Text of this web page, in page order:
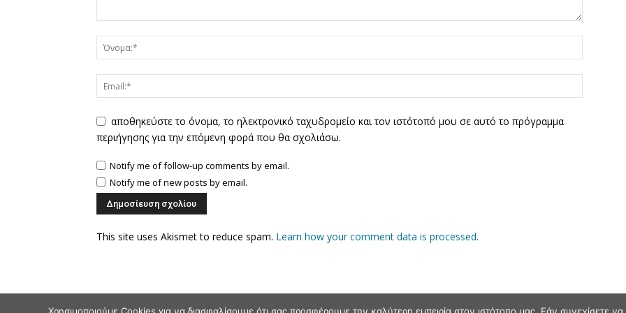
αποθηκεύστε το όνομα, το ηλεκτρονικό ταχυδρομείο και τον ιστότοπό μου σε αυτό το πρόγραμμα
περιήγησης για την επόμενη φορά που θα σχολιάσω.
Notify me of follow-up comments by email.
Notify me of new posts by email.
This site uses Akismet to reduce spam. Learn how your comment data is processed.